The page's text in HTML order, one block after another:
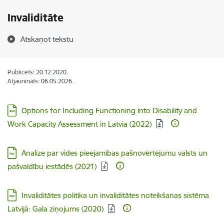
Invaliditāte
Atskaņot tekstu
Publicēts: 20.12.2020.
Atjaunināts: 06.05.2026.
Lejupielādēt:
Options for Including Functioning into Disability and
Work Capacity Assessment in Latvia (2022)
Lejupielādēt:
Analīze par vides pieejamības pašnovērtējumu valsts un
pašvaldību iestādēs (2021)
Lejupielādēt:
Invaliditātes politika un invaliditātes noteikšanas sistēma
Latvijā: Gala ziņojums (2020)